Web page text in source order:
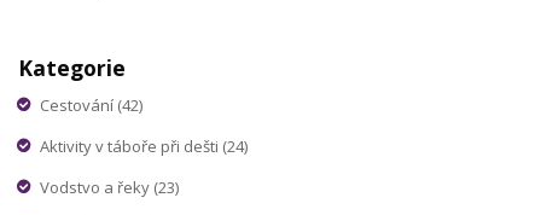
Kategorie
Cestování (42)
Aktivity v táboře při dešti (24)
Vodstvo a řeky (23)